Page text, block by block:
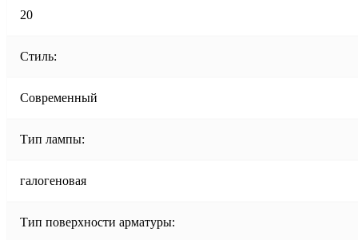
20
Стиль:
Современный
Тип лампы:
галогеновая
Тип поверхности арматуры: